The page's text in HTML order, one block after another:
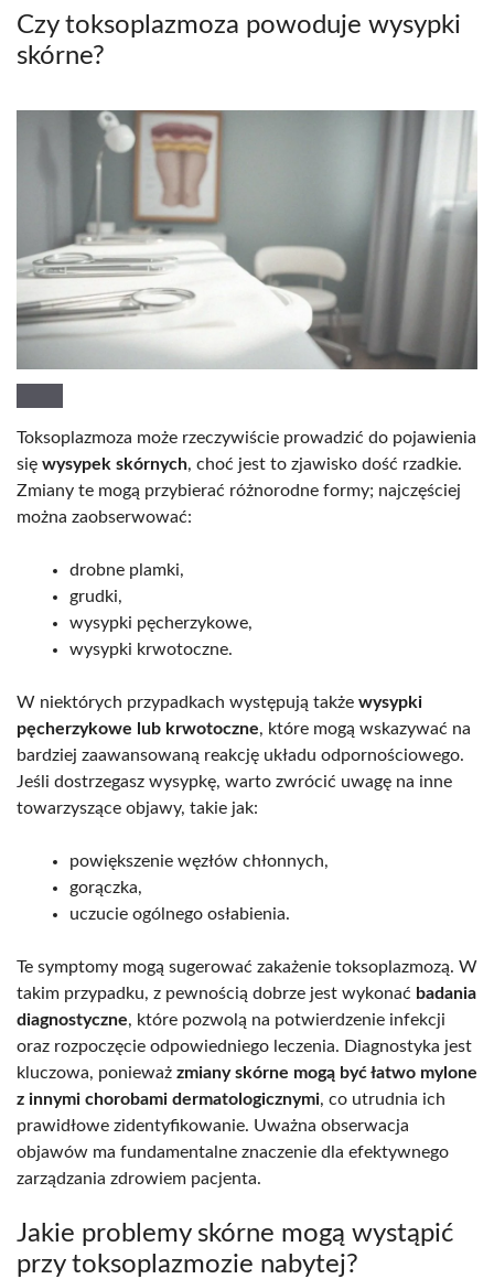
Czy toksoplazmoza powoduje wysypki
skórne?
Toksoplazmoza może rzeczywiście prowadzić do pojawienia
się wysypek skórnych, choć jest to zjawisko dość rzadkie.
Zmiany te mogą przybierać różnorodne formy; najczęściej
można zaobserwować:
drobne plamki,
grudki,
wysypki pęcherzykowe,
wysypki krwotoczne.
W niektórych przypadkach występują także wysypki
pęcherzykowe lub krwotoczne, które mogą wskazywać na
bardziej zaawansowaną reakcję układu odpornościowego.
Jeśli dostrzegasz wysypkę, warto zwrócić uwagę na inne
towarzyszące objawy, takie jak:
powiększenie węzłów chłonnych,
gorączka,
uczucie ogólnego osłabienia.
Te symptomy mogą sugerować zakażenie toksoplazmozą. W
takim przypadku, z pewnością dobrze jest wykonać badania
diagnostyczne, które pozwolą na potwierdzenie infekcji
oraz rozpoczęcie odpowiedniego leczenia. Diagnostyka jest
kluczowa, ponieważ zmiany skórne mogą być łatwo mylone
z innymi chorobami dermatologicznymi, co utrudnia ich
prawidłowe zidentyfikowanie. Uważna obserwacja
objawów ma fundamentalne znaczenie dla efektywnego
zarządzania zdrowiem pacjenta.
Jakie problemy skórne mogą wystąpić
przy toksoplazmozie nabytej?